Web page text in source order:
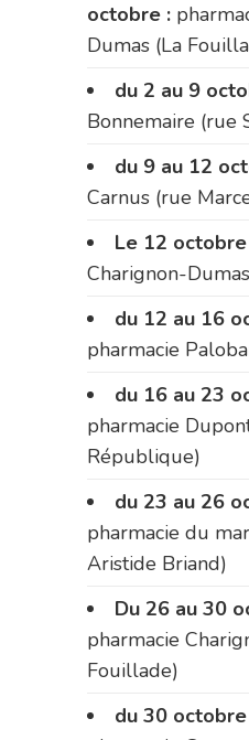
octobre :
Dumas (La
du 2 au 9
Bonnemaire (rue
du 9 au 12
Carnus (rue
Le 12
Charignon-
du 12 au 16
pharmacie
du 16 au 23
pharmacie
République)
du 23 au 26
pharmacie du
Aristide Briand)
Du 26 au 30
pharmacie
Fouillade)
du 30